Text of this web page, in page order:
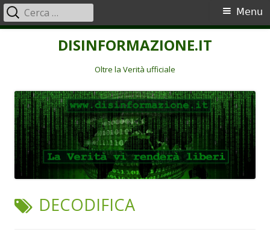
DISINFORMAZIONE.IT
Oltre la Verità ufficiale
Menu
principale
Menu
Ricerca
per:
TAG:
DECODIFICA